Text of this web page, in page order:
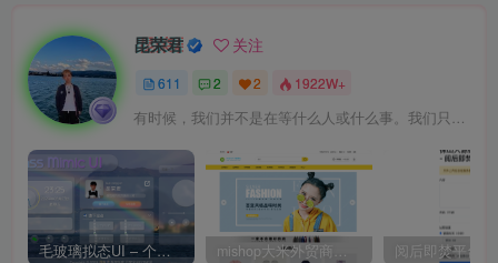
昆荣君 关注
611 2 2 1922W+
有时候，我们并不是在等什么人或什么事。我们只是在静待岁月改变自己
毛玻璃拟态UI – 个人主页（开源版） mishop大米外贸商城系统133种语言版本